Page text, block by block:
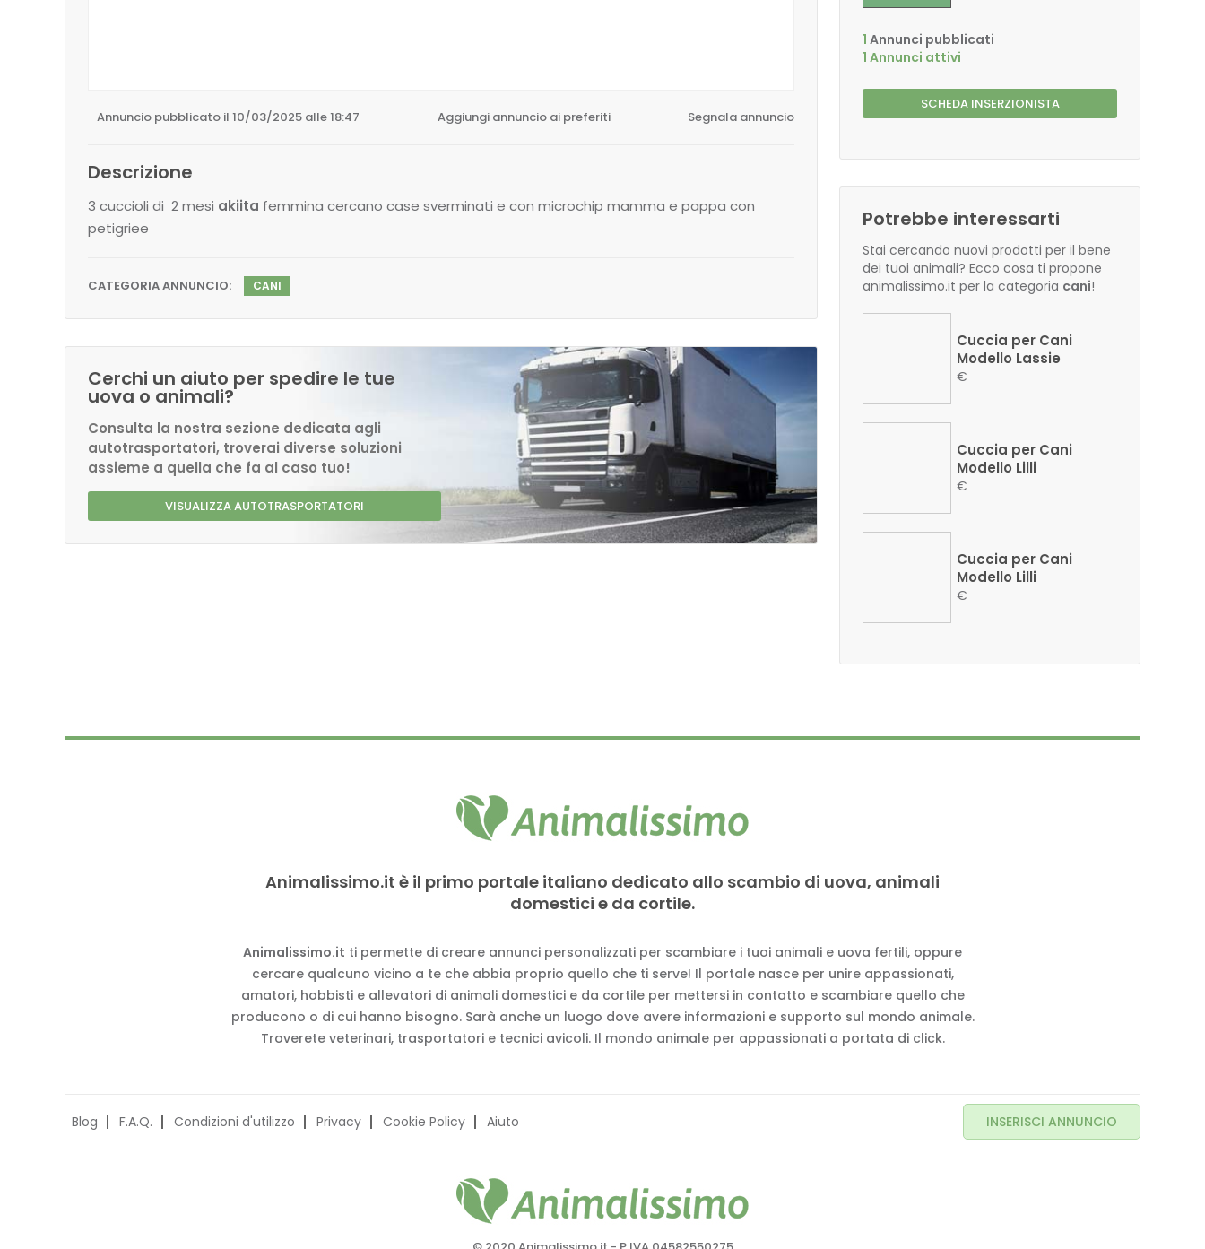
Annuncio pubblicato il 10/03/2025 alle 18:47 Aggiungi annuncio ai preferiti Segnala annuncio
Descrizione
3 cuccioli di 2 mesi akiita femmina cercano case sverminati e con microchip mamma e pappa con
petigriee
CATEGORIA ANNUNCIO: CANI
Cerchi un aiuto per spedire le tue
uova o animali?
Consulta la nostra sezione dedicata agli
autotrasportatori, troverai diverse soluzioni
assieme a quella che fa al caso tuo!
VISUALIZZA AUTOTRASPORTATORI
1 Annunci pubblicati
1 Annunci attivi
SCHEDA INSERZIONISTA
Potrebbe interessarti
Stai cercando nuovi prodotti per il bene
dei tuoi animali? Ecco cosa ti propone
animalissimo.it per la categoria cani!
Cuccia per Cani
Modello Lassie
€
Cuccia per Cani
Modello Lilli
€
Cuccia per Cani
Modello Lilli
€
Animalissimo.it è il primo portale italiano dedicato allo scambio di uova, animali
domestici e da cortile.
Animalissimo.it ti permette di creare annunci personalizzati per scambiare i tuoi animali e uova fertili, oppure
cercare qualcuno vicino a te che abbia proprio quello che ti serve! Il portale nasce per unire appassionati,
amatori, hobbisti e allevatori di animali domestici e da cortile per mettersi in contatto e scambiare quello che
producono o di cui hanno bisogno. Sarà anche un luogo dove avere informazioni e supporto sul mondo animale.
Troverete veterinari, trasportatori e tecnici avicoli. Il mondo animale per appassionati a portata di click.
Blog F.A.Q. Condizioni d'utilizzo Privacy Cookie Policy Aiuto INSERISCI ANNUNCIO